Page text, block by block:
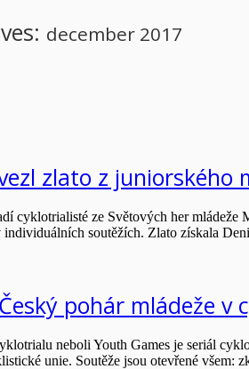
december 2017
zlato z juniorského
cyklotrialisté ze Světových her
soutěžích. Zlato získala
pohár mládeže v
neboli Youth Games je seriál
unie. Soutěže jsou otevřené